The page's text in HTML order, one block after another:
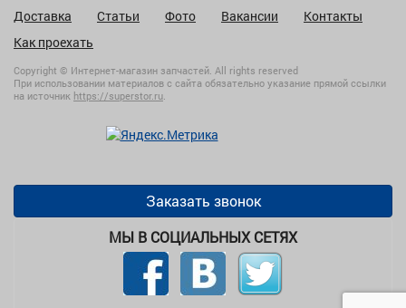
Доставка
Статьи Фото Вакансии
Контакты
Как проехать
Copyright © Интернет-магазин запчастей. All rights reserved
При использовании материалов с сайта обязательно указание прямой ссылки
на источник https://superstor.ru.
Заказать звонок
МЫ В СОЦИАЛЬНЫХ СЕТЯХ